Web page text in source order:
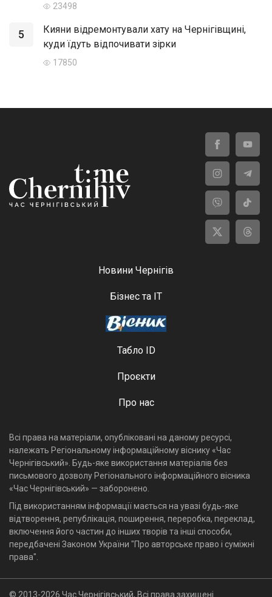
23498
5
Кияни відремонтували хату на Чернігівщині,
куди їдуть відпочивати зірки
17850
Новини Чернігів
Бізнес та ІТ
Табло ID
Проєкти
Про нас
Всі права на матеріали, опубліковані на даному ресурсі,
належать Регіональному інформаційному віснику «Час
Чернігівський». Будь-яке використання матеріалів без
письмового дозволу Регіонального інформаційного вісника
«Час Чернігівський» — заборонено.
Під використанням інформації мається на увазі будь-яке
відтворення, републікація, поширення, переробка, переклад,
включення його частин до інших творів та інші способи,
передбачені Законом України "Про авторське право і суміжні
права".
© 2013-2026 Час Чернігівський, Всі права захищені